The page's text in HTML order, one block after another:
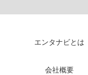
エンタナビとは
会社概要